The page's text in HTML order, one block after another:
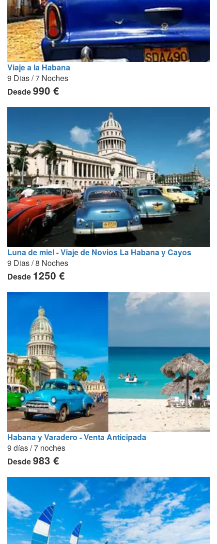
Viaje a la Habana
9 Dias / 7 Noches
Desde990 €
Luna de miel - Viaje de Novios La Habana y Cayos
9 Dias / 8 Noches
Desde 1250 €
Habana y Varadero - Venta Anticipada
9 días / 7 noches
Desde983 €